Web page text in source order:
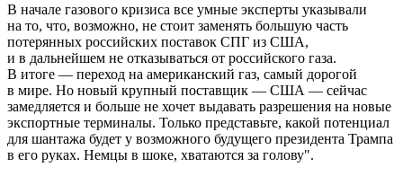
В начале газового кризиса все умные эксперты указывали
на то, что, возможно, не стоит заменять большую часть
потерянных российских поставок СПГ из США,
и в дальнейшем не отказываться от российского газа.
В итоге — переход на американский газ, самый дорогой
в мире. Но новый крупный поставщик — США — сейчас
замедляется и больше не хочет выдавать разрешения на новые
экспортные терминалы. Только представьте, какой потенциал
для шантажа будет у возможного будущего президента Трампа
в его руках. Немцы в шоке, хватаются за голову".